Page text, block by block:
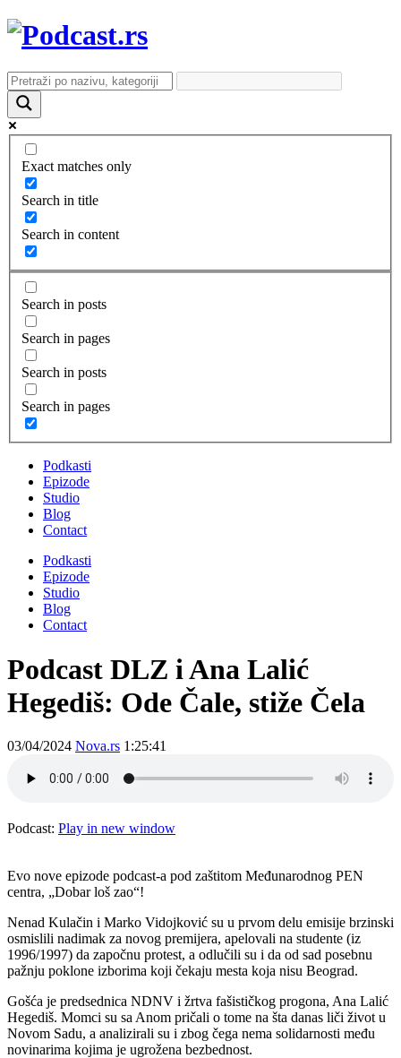
Exact matches only
Search in title
Search in content
Search in posts
Search in pages
Search in posts
Search in pages
Podkasti
Epizode
Studio
Blog
Contact
Podkasti
Epizode
Studio
Blog
Contact
Podcast DLZ i Ana Lalić
Hegediš: Ode Čale, stiže Čela
03/04/2024 Nova.rs 1:25:41
Podcast: Play in new window
Evo nove epizode podcast-a pod zaštitom Međunarodnog PEN
centra, „Dobar loš zao“!
Nenad Kulačin i Marko Vidojković su u prvom delu emisije brzinski
osmislili nadimak za novog premijera, apelovali na studente (iz
1996/1997) da započnu protest, a odlučili su i da od sad posebnu
pažnju poklone izborima koji čekaju mesta koja nisu Beograd.
Gošća je predsednica NDNV i žrtva fašističkog progona, Ana Lalić
Hegediš. Momci su sa Anom pričali o tome na šta danas liči život u
Novom Sadu, a analizirali su i zbog čega nema solidarnosti među
novinarima kojima je ugrožena bezbednost.